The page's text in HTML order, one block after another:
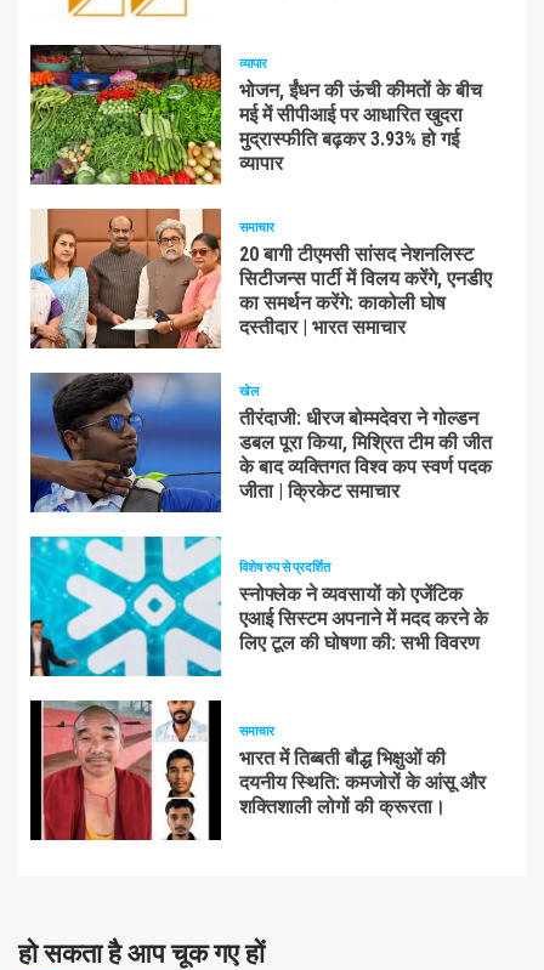
व्यापार
भोजन, ईंधन की ऊंची कीमतों के बीच
मई में सीपीआई पर आधारित खुदरा
मुद्रास्फीति बढ़कर 3.93% हो गई
व्यापार
समाचार
20 बागी टीएमसी सांसद नेशनलिस्ट
सिटीजन्स पार्टी में विलय करेंगे, एनडीए
का समर्थन करेंगे: काकोली घोष
दस्तीदार | भारत समाचार
खेल
तीरंदाजी: धीरज बोम्मदेवरा ने गोल्डन
डबल पूरा किया, मिश्रित टीम की जीत
के बाद व्यक्तिगत विश्व कप स्वर्ण पदक
जीता | क्रिकेट समाचार
विशेष रुप से प्रदर्शित
स्नोफ्लेक ने व्यवसायों को एजेंटिक
एआई सिस्टम अपनाने में मदद करने के
लिए टूल की घोषणा की: सभी विवरण
समाचार
भारत में तिब्बती बौद्ध भिक्षुओं की
दयनीय स्थिति: कमजोरों के आंसू और
शक्तिशाली लोगों की क्रूरता।
हो सकता है आप चूक गए हों